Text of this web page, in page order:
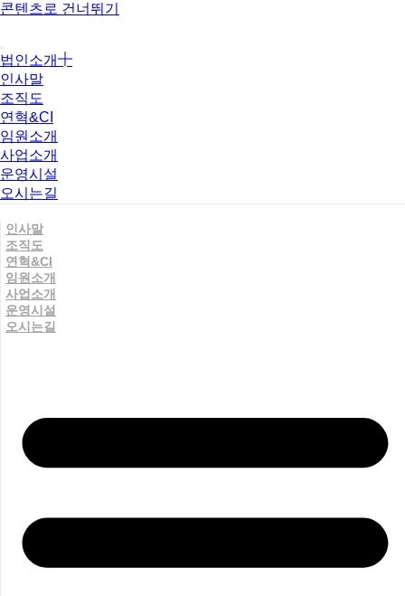
콘텐츠로 건너뛰기
법인소개
인사말
조직도
연혁&CI
임원소개
사업소개
운영시설
오시는길
인사말
조직도
연혁&CI
임원소개
사업소개
운영시설
오시는길